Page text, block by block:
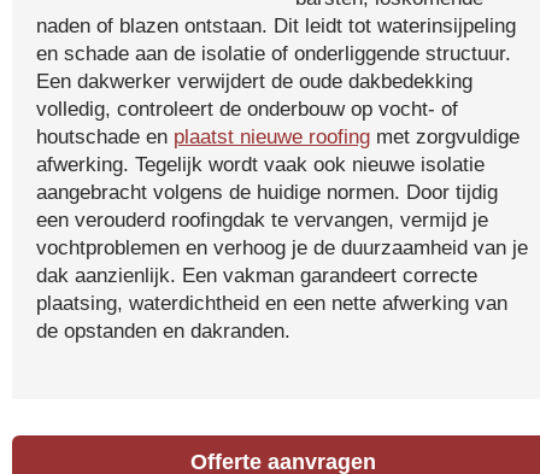
naden of blazen ontstaan. Dit leidt tot waterinsijpeling
en schade aan de isolatie of onderliggende structuur.
Een dakwerker verwijdert de oude dakbedekking
volledig, controleert de onderbouw op vocht- of
houtschade en plaatst nieuwe roofing met zorgvuldige
afwerking. Tegelijk wordt vaak ook nieuwe isolatie
aangebracht volgens de huidige normen. Door tijdig
een verouderd roofingdak te vervangen, vermijd je
vochtproblemen en verhoog je de duurzaamheid van je
dak aanzienlijk. Een vakman garandeert correcte
plaatsing, waterdichtheid en een nette afwerking van
de opstanden en dakranden.
Offerte aanvragen